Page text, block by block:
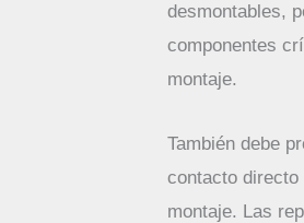
desmontables,
componentes
montaje.
También debe
contacto
montaje. Las